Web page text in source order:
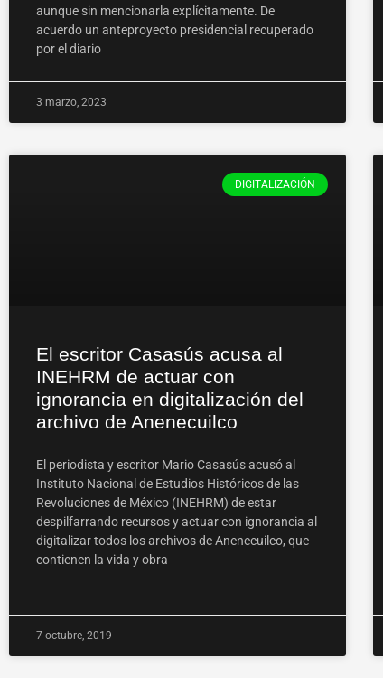
aunque sin mencionarla explícitamente. De
acuerdo un anteproyecto presidencial recuperado
por el diario
3 marzo, 2023
DIGITALIZACIÓN
El escritor Casasús acusa al
INEHRM de actuar con
ignorancia en digitalización del
archivo de Anenecuilco
El periodista y escritor Mario Casasús acusó al
Instituto Nacional de Estudios Históricos de las
Revoluciones de México (INEHRM) de estar
despilfarrando recursos y actuar con ignorancia al
digitalizar todos los archivos de Anenecuilco, que
contienen la vida y obra
7 octubre, 2019